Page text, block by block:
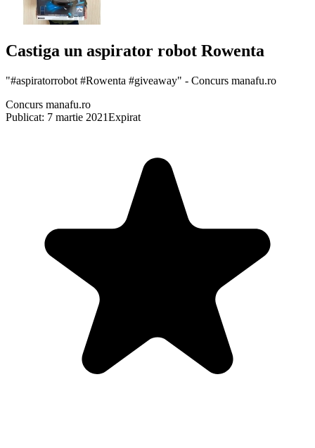
Castiga un aspirator robot Rowenta
"#aspiratorrobot #Rowenta #giveaway" - Concurs manafu.ro
Concurs manafu.ro
Publicat: 7 martie 2021Expirat